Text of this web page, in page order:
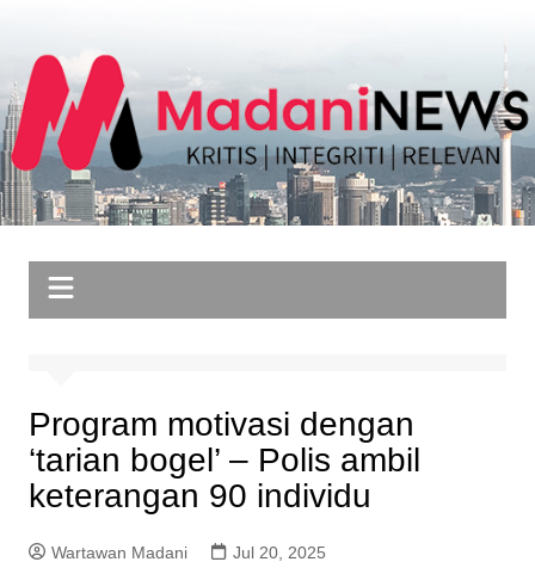
content
Program motivasi dengan
‘tarian bogel’ – Polis ambil
keterangan 90 individu
Wartawan Madani
Jul 20, 2025